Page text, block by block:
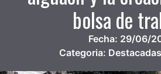
bolsa de
Fecha: 29/06/
Categoria: Destacadas